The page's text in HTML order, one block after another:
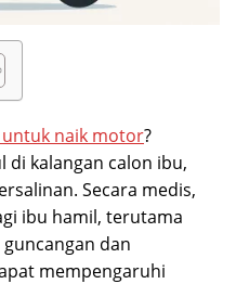
naik motor?
di kalangan calon ibu,
Secara medis,
ibu hamil, terutama
dan
mempengaruhi